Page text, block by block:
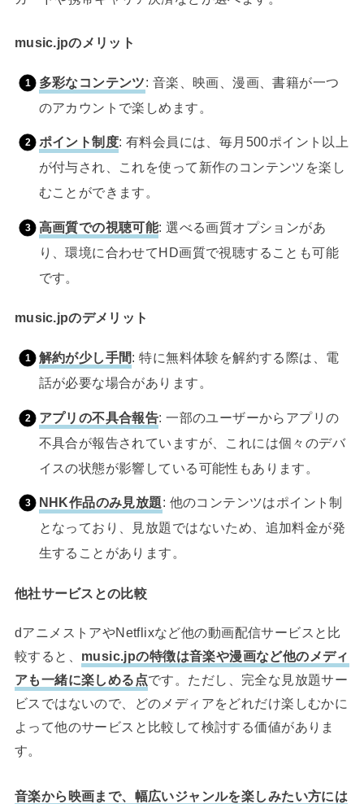
music.jpのメリット
多彩なコンテンツ: 音楽、映画、漫画、書籍が一つ
のアカウントで楽しめます。
ポイント制度: 有料会員には、毎月500ポイント以上
が付与され、これを使って新作のコンテンツを楽し
むことができます。
高画質での視聴可能: 選べる画質オプションがあ
り、環境に合わせてHD画質で視聴することも可能
です。
music.jpのデメリット
解約が少し手間: 特に無料体験を解約する際は、電
話が必要な場合があります。
アプリの不具合報告: 一部のユーザーからアプリの
不具合が報告されていますが、これには個々のデバ
イスの状態が影響している可能性もあります。
NHK作品のみ見放題: 他のコンテンツはポイント制
となっており、見放題ではないため、追加料金が発
生することがあります。
他社サービスとの比較
dアニメストアやNetflixなど他の動画配信サービスと比
較すると、 music.jpの特徴は音楽や漫画など他のメディ
アも一緒に楽しめる点です。ただし、完全な見放題サー
ビスではないので、どのメディアをどれだけ楽しむかに
よって他のサービスと比較して検討する価値がありま
す。
音楽から映画まで、幅広いジャンルを楽しみたい方には